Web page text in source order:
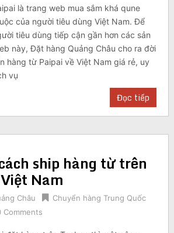
là trang web mua sắm khá qune
của người tiêu dùng Việt Nam. Để
tiêu dùng tiếp cận gần hơn các sản
này, Đặt hàng Quảng Châu cho ra đời
hàng từ Paipai về Việt Nam giá rẻ, uy
vụ
Đọc tiếp
ship hàng từ trên
Nam
Châu
Chuyển hàng Trung Quốc
Comments